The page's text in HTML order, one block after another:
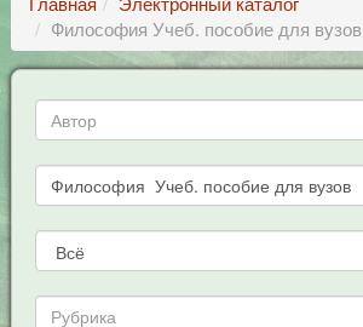
Философия Учеб. пособие для вузов